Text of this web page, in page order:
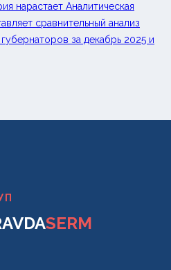
нарастает Аналитическая
сравнительный анализ
за декабрь 2025 и
SERM